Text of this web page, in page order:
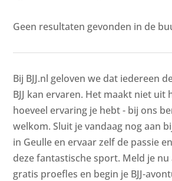
Geen resultaten gevonden in de
Bij BJJ.nl geloven we dat iedereen
BJJ kan ervaren. Het maakt niet uit
hoeveel ervaring je hebt - bij ons
welkom. Sluit je vandaag nog aan
in Geulle en ervaar zelf de passie
deze fantastische sport. Meld je nu
gratis proefles en begin je BJJ-